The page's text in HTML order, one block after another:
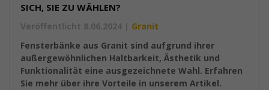
SICH, SIE ZU WÄHLEN?
Veröffentlicht 8.06.2024 | Granit
Fensterbänke aus Granit sind aufgrund ihrer
außergewöhnlichen Haltbarkeit, Ästhetik und
Funktionalität eine ausgezeichnete Wahl. Erfahren
Sie mehr über ihre Vorteile in unserem Artikel.